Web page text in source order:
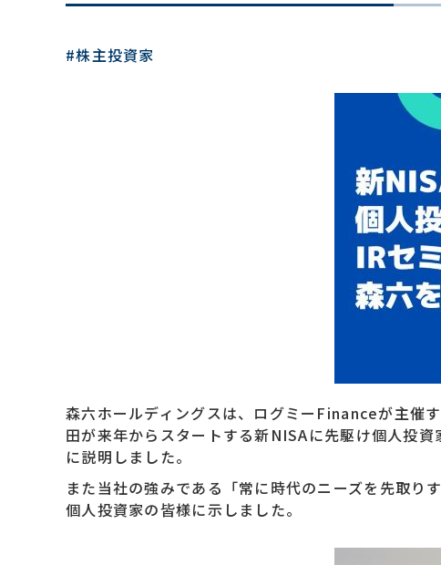
#株主投資家
森六ホールディングスは、ログミーFinanceが主催
田が来年からスタートする新NISAに先駆け個人投
に説明しました。
また当社の強みである「常に時代のニーズを先取り
個人投資家の皆様に示しました。